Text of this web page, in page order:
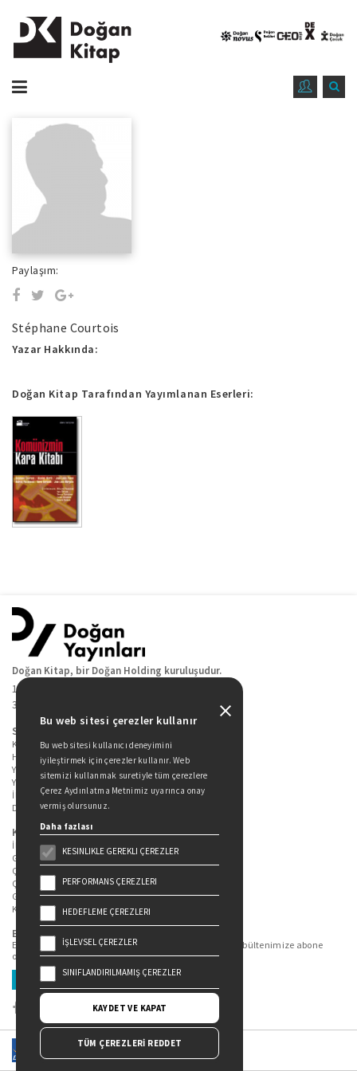
Paylaşım:
Stéphane Courtois
Yazar Hakkında:
Doğan Kitap Tarafından Yayımlanan Eserleri:
Doğan Kitap, bir Doğan Holding kuruluşudur.
19 Mayıs Cad. Golden Plaza No:1 Kat:10
34360 / Şişli / İstanbul
Sitede Yer Alan Sayfalar
Kitaplarımız
Hakkımızda
Yazarlarımız
Yazar Adayları İçin
İletişim
Duygu Asena Roman Ödülü
Kişisel Verilerin Korunması
İlgili Kişi Başvuru Formu
Genel Aydınlatma Metni
Çekiliş Aydınlatma Metni
Çerez Aydınlatma Metni
Gizlilik Politikası
Kullanım Şartları
Bizi Takip Edin...
En güncel kitap ve etkinliklerden haberdar olmak için bültenimize abone
olun.
Üye Ol
Bu web sitesi çerezler kullanır
Bu web sitesi kullanıcı deneyimini
iyileştirmek için çerezler kullanır. Web
sitemizi kullanmak suretiyle tüm çerezlere
Çerez Aydınlatma Metnimiz uyarınca onay
vermiş olursunuz.
Daha fazlası
KESINLIKLE GEREKLI ÇEREZLER
PERFORMANS ÇEREZLERI
HEDEFLEME ÇEREZLERI
İŞLEVSEL ÇEREZLER
SINIFLANDIRILMAMIŞ ÇEREZLER
KAYDET VE KAPAT
TÜM ÇEREZLERİ REDDET